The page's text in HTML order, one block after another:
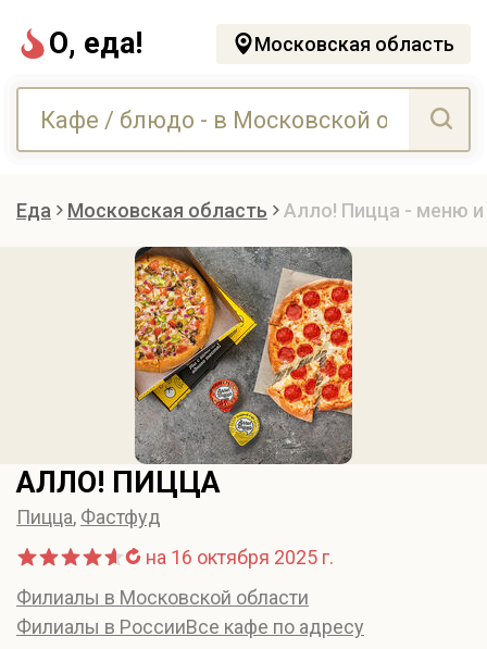
О, еда! Московская область
Еда Московская область Алло! Пицца - меню
АЛЛО! ПИЦЦА
Пицца, Фастфуд
на 16 октября 2025 г.
Филиалы в Московской области
Филиалы в РоссииВсе кафе по адресу